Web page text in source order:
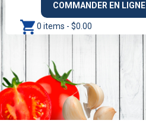
COMMANDER EN LIGNE
0 items - $0.00